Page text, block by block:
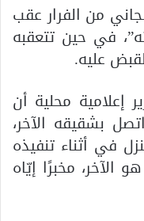
من الفرار عقب
في حين تتعقبه
عليه.
إعلامية محلية أن
بشقيقه الآخر،
في أثناء تنفيذه
الآخر، مخبرًا إيّاه